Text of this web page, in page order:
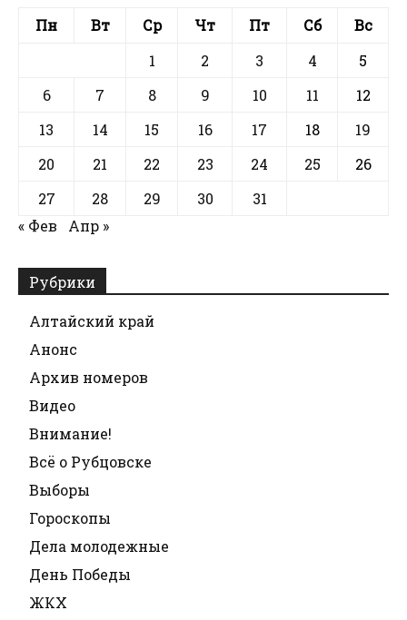
Пн
Вт Ср Чт Пт Сб
Вс
1
2 3 4
5
6
7 8 9 10 11
12
13
14 15 16 17 18
19
20
21 22 23 24 25
26
27
28 29 30
31
« Фев
Апр »
Рубрики
Алтайский край
Анонс
Архив номеров
Видео
Внимание!
Всё о Рубцовске
Выборы
Гороскопы
Дела молодежные
День Победы
ЖКХ